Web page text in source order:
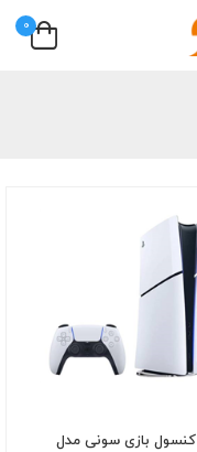
0
کنسول بازی سونی مدل